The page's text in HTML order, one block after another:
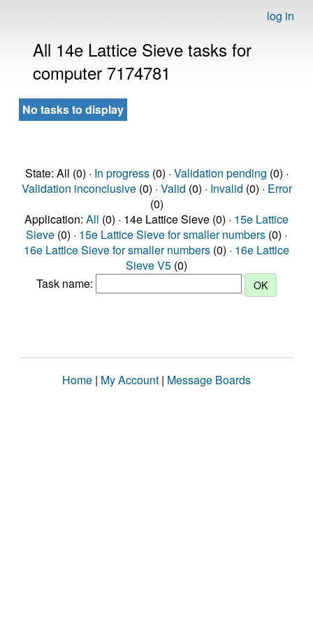
log in
All 14e Lattice Sieve tasks for
computer 7174781
No tasks to display
State: All (0) · In progress(0) · Validation pending (0) ·
Validation inconclusive(0) · Valid (0) · Invalid (0) · Error
(0)
Application: All (0) · 14e Lattice Sieve (0) · 15e Lattice
Sieve (0) · 15e Lattice Sieve for smaller numbers (0) ·
16e Lattice Sieve for smaller numbers (0) · 16e Lattice
Sieve V5 (0)
Task name:
Home | My Account | Message Boards